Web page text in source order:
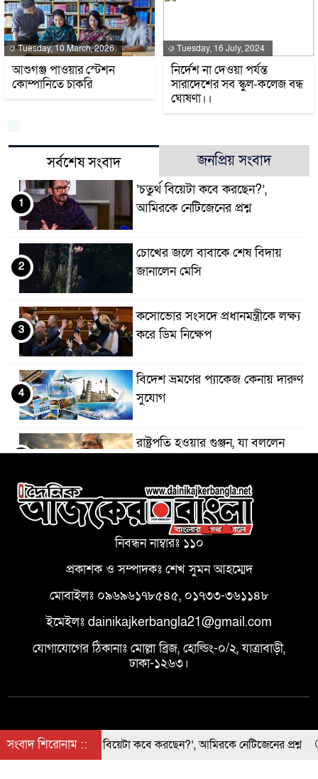
Tuesday, 10 March, 2026
আশুগঞ্জ পাওয়ার স্টেশন
কোম্পানিতে চাকরি
Tuesday, 16 July, 2024
নির্দেশ না দেওয়া পর্যন্ত
সারাদেশের সব স্কুল-কলেজ বন্ধ
ঘোষণা।।
সর্বশেষ সংবাদ জনপ্রিয় সংবাদ
‘চতুর্থ বিয়েটা কবে করছেন?’,
আমিরকে নেটিজেনের প্রশ্ন
1
চোখের জলে বাবাকে শেষ বিদায়
জানালেন মেসি
2
কসোভোর সংসদে প্রধানমন্ত্রীকে লক্ষ্য
করে ডিম নিক্ষেপ
3
বিদেশ ভ্রমণের প্যাকেজ কেনায় দারুণ
সুযোগ
4
রাষ্ট্রপতি হওয়ার গুঞ্জন, যা বললেন
5
এসএসসির ফলাফল পুনঃনিরীক্ষণের
আবেদন করবেন যেভাবে
6
মধুপুরে মাদক ও অনলাইন জুয়া
প্রতিরোধে সচেতনতামূলক সেমিনার
রূপগঞ্জে মাদকসেবীসহ ৩ জনকে
বিনাশ্রম কারাদণ্ড
লক্ষ্মীপুরে গাছ কাটার সময় বিদ্যুৎস্পৃষ্ট
নিবন্ধন নাম্বারঃ ১১০
প্রকাশক ও সম্পাদকঃ শেখ সুমন আহম্মেদ
মোবাইলঃ ০৯৬৯৬১৭৮৫৪৫, ০১৭৩৩-৩৬১১৪৮
ইমেইলঃ dainikajkerbangla21@gmail.com
যোগাযোগের ঠিকানাঃ মোল্লা ব্রিজ, হোল্ডিং-০/২, যাত্রাবাড়ী,
ঢাকা-১২৬৩।
© দৈনিক আজকের বাংলা, সর্বস্বত্ব স্বত্বাধিকার সংরক্ষিত | Theme
সংবাদ শিরোনাম ::‘চতুর্থ বিয়েটা কবে করছেন?’, আমিরকে নেটিজেনের প্রশ্ন